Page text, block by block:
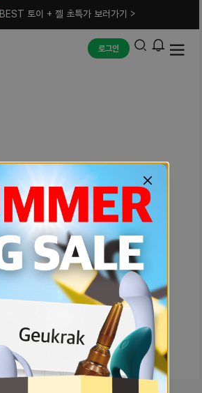
BEST 토이 + 젤 초특가 보러가기 >
로그인
예상치 못한 에러입니다.